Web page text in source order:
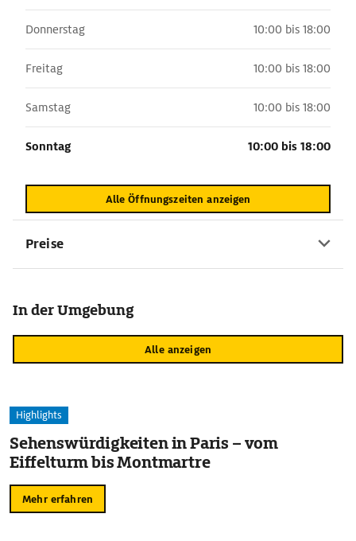
Donnerstag 10:00 bis 18:00
Freitag 10:00 bis 18:00
Samstag 10:00 bis 18:00
Sonntag 10:00 bis 18:00
Alle Öffnungszeiten anzeigen
Preise
In der Umgebung
Alle anzeigen
Highlights
Sehenswürdigkeiten in Paris – vom
Eiffelturm bis Montmartre
Mehr erfahren